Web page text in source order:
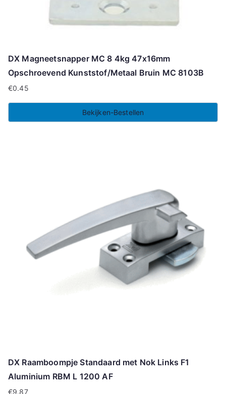
DX Magneetsnapper MC 8 4kg 47x16mm
Opschroevend Kunststof/Metaal Bruin MC 8103B
€0.45
Bekijken-Bestellen
DX Raamboompje Standaard met Nok Links F1
Aluminium RBM L 1200 AF
€9.87